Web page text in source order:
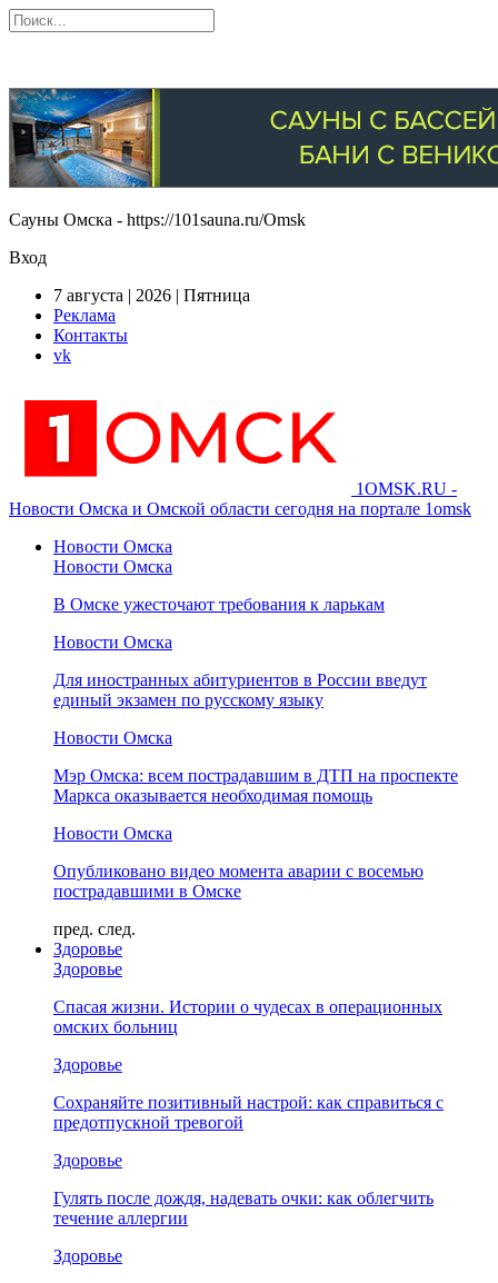
Сауны Омска - https://101sauna.ru/Omsk
Вход
7 августа | 2026 | Пятница
Реклама
Контакты
vk
1OMSK.RU -
Новости Омска и Омской области сегодня на портале 1omsk
Новости Омска
Новости Омска
В Омске ужесточают требования к ларькам
Новости Омска
Для иностранных абитуриентов в России введут
единый экзамен по русскому языку
Новости Омска
Мэр Омска: всем пострадавшим в ДТП на проспекте
Маркса оказывается необходимая помощь
Новости Омска
Опубликовано видео момента аварии с восемью
пострадавшими в Омске
пред. след.
Здоровье
Здоровье
Спасая жизни. Истории о чудесах в операционных
омских больниц
Здоровье
Сохраняйте позитивный настрой: как справиться с
предотпускной тревогой
Здоровье
Гулять после дождя, надевать очки: как облегчить
течение аллергии
Здоровье